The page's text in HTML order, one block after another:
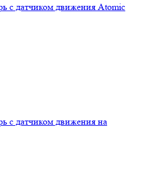
с датчиком движения Atomic
с датчиком движения на